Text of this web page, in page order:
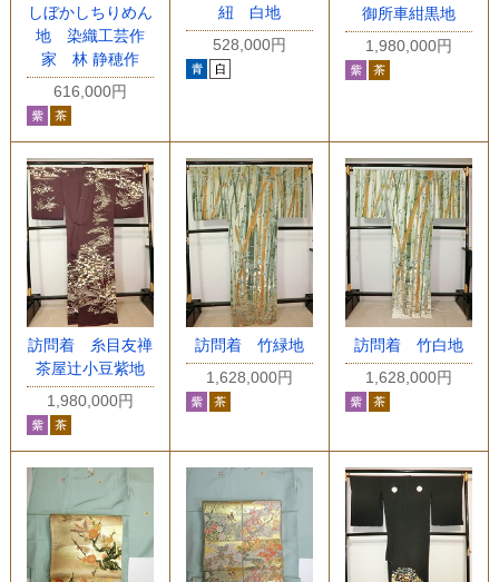
しぼかしちりめん
地 染織工芸作
家 林 静穂作
616,000円
紐 白地
528,000円
御所車紺黒地
1,980,000円
訪問着 糸目友禅
茶屋辻小豆紫地
1,980,000円
訪問着 竹緑地
1,628,000円
訪問着 竹白地
1,628,000円